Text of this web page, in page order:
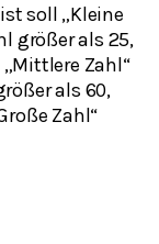
ist soll „Kleine
größer als 25,
Zahl“
als 60,
Zahl“